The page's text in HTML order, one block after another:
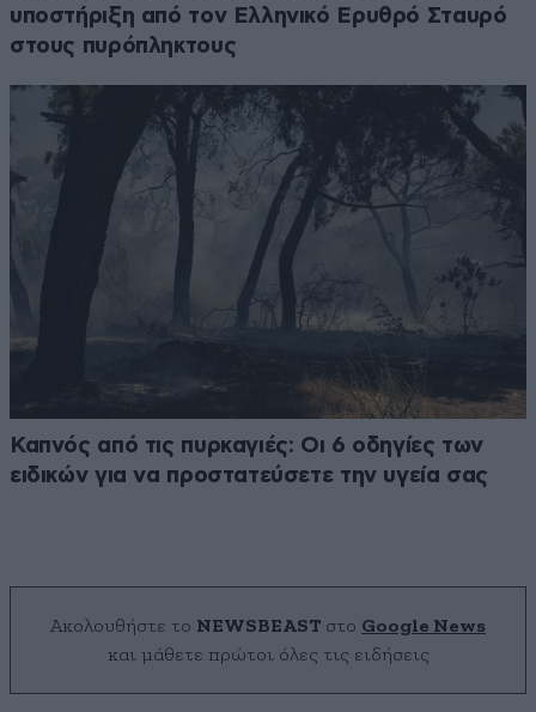
υποστήριξη από τον Ελληνικό Ερυθρό Σταυρό
στους πυρόπληκτους
Καπνός από τις πυρκαγιές: Οι 6 οδηγίες των
ειδικών για να προστατεύσετε την υγεία σας
Ακολουθήστε το NEWSBEAST στο Google News
και μάθετε πρώτοι όλες τις ειδήσεις